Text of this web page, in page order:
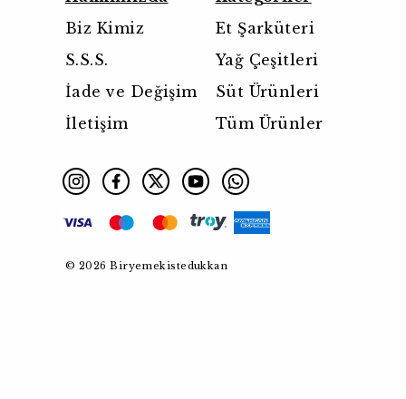
Biz Kimiz
S.S.S.
İade ve Değişim
İletişim
Et Şarküteri
Yağ Çeşitleri
Süt Ürünleri
Tüm Ürünler
© 2026 Biryemekistedukkan